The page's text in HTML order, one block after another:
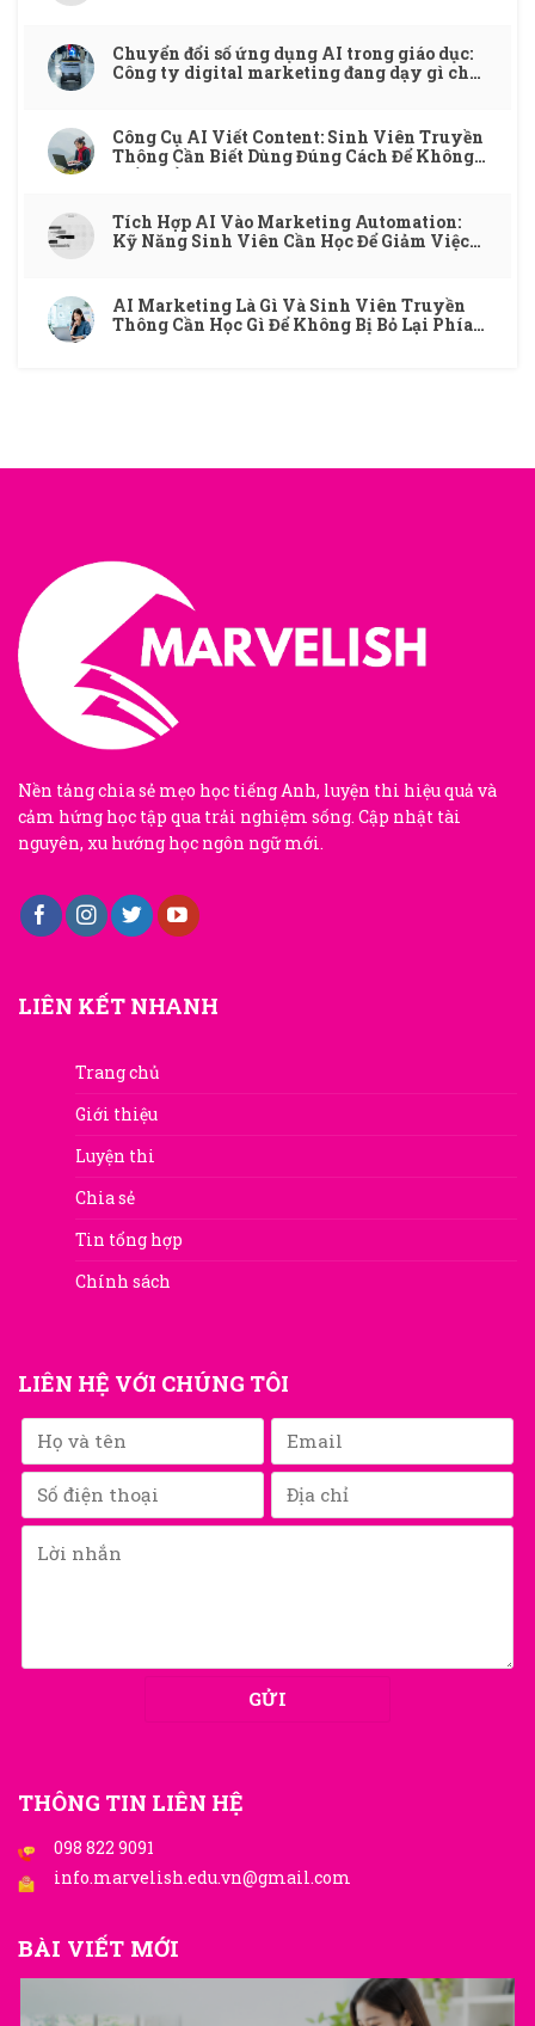
Chuyển đổi số ứng dụng AI trong giáo dục:
Công ty digital marketing đang dạy gì cho
Công Cụ AI Viết Content: Sinh Viên Truyền
Thông Cần Biết Dùng Đúng Cách Để Không
Mất Điểm
Tích Hợp AI Vào Marketing Automation:
Kỹ Năng Sinh Viên Cần Học Để Giảm Việc
AI Marketing Là Gì Và Sinh Viên Truyền
Thông Cần Học Gì Để Không Bị Bỏ Lại Phía
Nền tảng chia sẻ mẹo học tiếng Anh, luyện thi hiệu quả và
cảm hứng học tập qua trải nghiệm sống. Cập nhật tài
nguyên, xu hướng học ngôn ngữ mới.
LIÊN KẾT NHANH
Trang chủ
Giới thiệu
Luyện thi
Chia sẻ
Tin tổng hợp
Chính sách
LIÊN HỆ VỚI CHÚNG TÔI
THÔNG TIN LIÊN HỆ
098 822 9091
info.marvelish.edu.vn@gmail.com
BÀI VIẾT MỚI